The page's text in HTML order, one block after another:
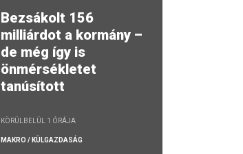
Bezsákolt 156
milliárdot a kormány –
de még így is
önmérsékletet
tanúsított
KÖRÜLBELÜL 1 ÓRÁJA
MAKRO / KÜLGAZDASÁG